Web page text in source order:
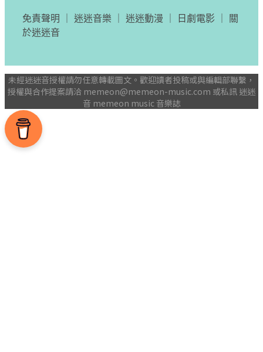
免責聲明 迷迷音樂 迷迷動漫 日劇電影
關
於迷迷音
未經迷迷音授權請勿任意轉載圖文。歡迎讀者投稿或與編輯部聯繫，
授權與合作提案請洽 memeon@memeon-music.com 或私訊 迷迷
音 memeon music 音樂誌